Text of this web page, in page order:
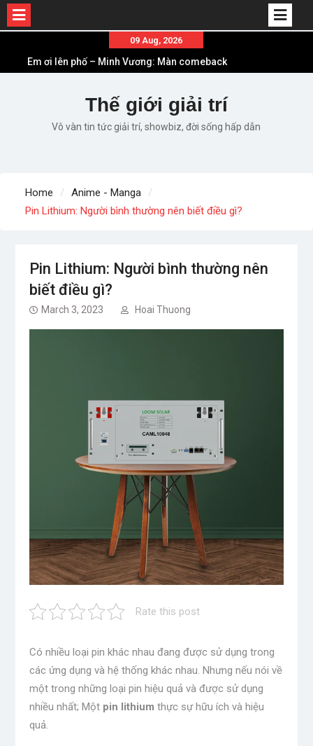
content
09 Aug, 2026
Em ơi lên phố – Minh Vương: Màn comeback
Những ca khúc nhạc xuân “sặc mùi” quảng cáo
nhưng vẫn ấn tượng
Lời bài hát Làm Gì Phải Hốt – Sản phẩm âm nhạc
List ca khúc nhạc tết hay và ý nghĩa nhất mỗi dịp
xuân về
Thế giới giải trí
Vô vàn tin tức giải trí, showbiz, đời sống hấp dẫn
Home
Anime - Manga
Pin Lithium: Người bình thường nên biết điều gì?
Pin Lithium: Người bình thường nên
biết điều gì?
March 3, 2023 Hoai Thuong
Rate this post
Có nhiều loại pin khác nhau đang được sử dụng trong
các ứng dụng và hệ thống khác nhau. Nhưng nếu nói về
một trong những loại pin hiệu quả và được sử dụng
nhiều nhất; Một pin lithium thực sự hữu ích và hiệu
quả.